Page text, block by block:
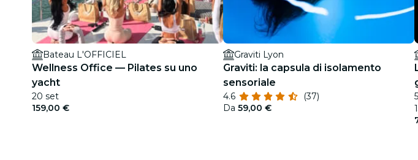
Bateau L'OFFICIEL
Wellness Office — Pilates su uno
yacht
20 set
159,00 €
Graviti Lyon
Graviti: la capsula di isolamento
sensoriale
4.6
(37)
Da 59,00 €